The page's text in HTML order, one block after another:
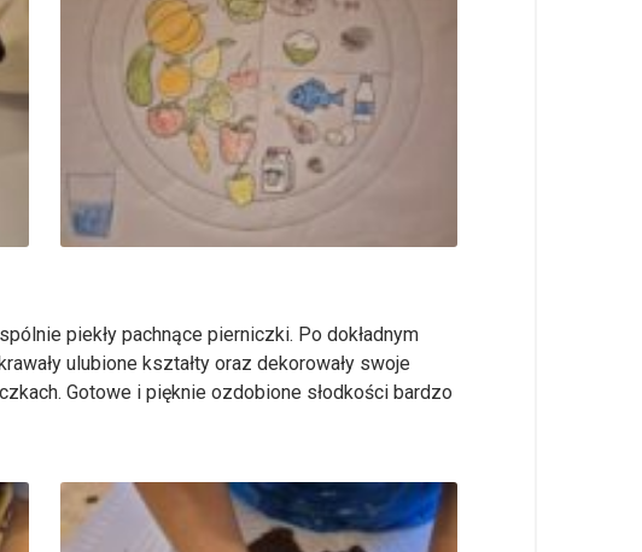
piekły pachnące pierniczki. Po dokładnym
ulubione kształty oraz dekorowały swoje
Gotowe i pięknie ozdobione słodkości bardzo